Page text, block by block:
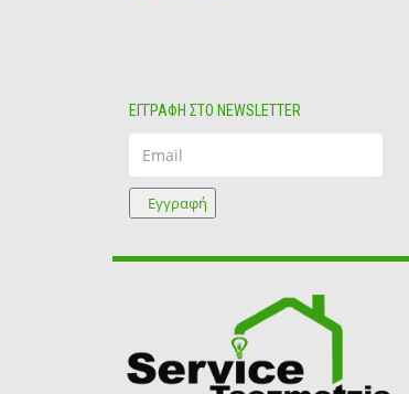
ΕΓΓΡΑΦΗ ΣΤΟ NEWSLETTER
Εγγραφή